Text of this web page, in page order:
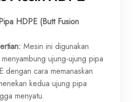
HDPE (Butt Fusion
Mesin ini digunakan
ujung-ujung pipa
dengan cara memanaskan
kedua ujung pipa
menyatu.